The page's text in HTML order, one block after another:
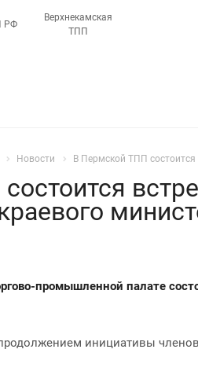
РФ
Верхнекамская
ТПП
Новости В Пермской ТПП состоится
промышленной палате
инициативы